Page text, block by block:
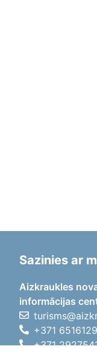
Sazinies ar
Aizkraukles
informācijas
+371
+371